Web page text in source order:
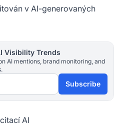
v AI-generovaných
Visibility Trends
AI mentions, brand monitoring, and
Subscribe
AI